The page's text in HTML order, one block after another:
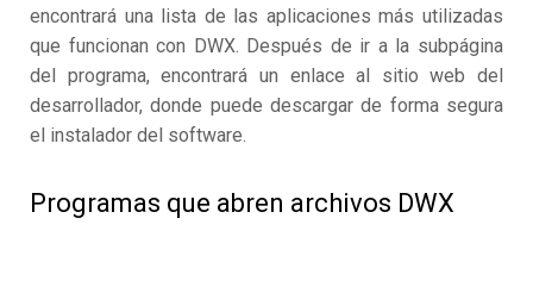
encontrará una lista de las aplicaciones más utilizadas
que funcionan con DWX. Después de ir a la subpágina
del programa, encontrará un enlace al sitio web del
desarrollador, donde puede descargar de forma segura
el instalador del software.
Programas que abren archivos DWX